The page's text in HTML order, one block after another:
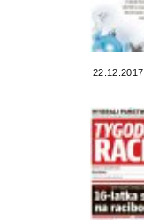
22.12.2017